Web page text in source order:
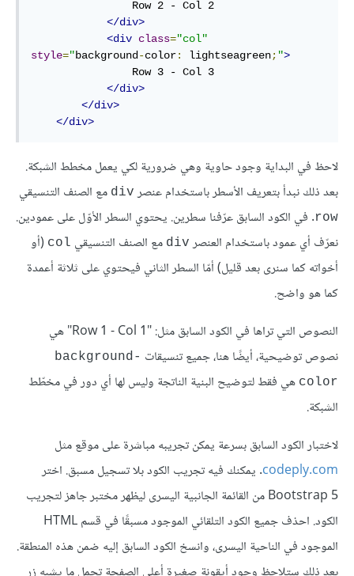
</div>
<div class="col"
style="background-color: lightseagreen; ">
</div>
</div>
</div>
لاحظ في البداية وجود حاوية وهي ضرورية لكي يعمل مخطط الشبكة.
بعد ذلك نبدأ بتعريف الأسطر باستخدام عنصر div مع الصنف التنسيقي
row. في الكود السابق عرّفنا سطرين. يحتوي السطر الأوّل على عمودين.
نعرّف أي عمود باستخدام العنصر div مع الصنف التنسيقي col (أو
أخواته كما سنرى بعد قليل) أمّا السطر الثاني فيحتوي على ثلاثة أعمدة
كما هو واضح.
النصوص التي تراها في الكود السابق مثل: "Row 1 - Col 1" هي
نصوص توضيحية، أيضًا هنا، جميع تنسيقات background-
color هي فقط لتوضيح البنية الناتجة وليس لها أي دور في مخطّط
الشبكة.
لاختبار الكود السابق بسرعة يمكن تجريبه مباشرة على موقع مثل
codeply.com. يمكنك فيه تجريب الكود بلا تسجيل مسبق. اختر
Bootstrap 5 من القائمة الجانبية اليسرى ليظهر مختبر جاهز لتجريب
الكود. احذف جميع الكود التلقائي الموجود مسبقًا في قسم HTML
الموجود في الناحية اليسرى، وانسخ الكود السابق إليه ضمن هذه المنطقة.